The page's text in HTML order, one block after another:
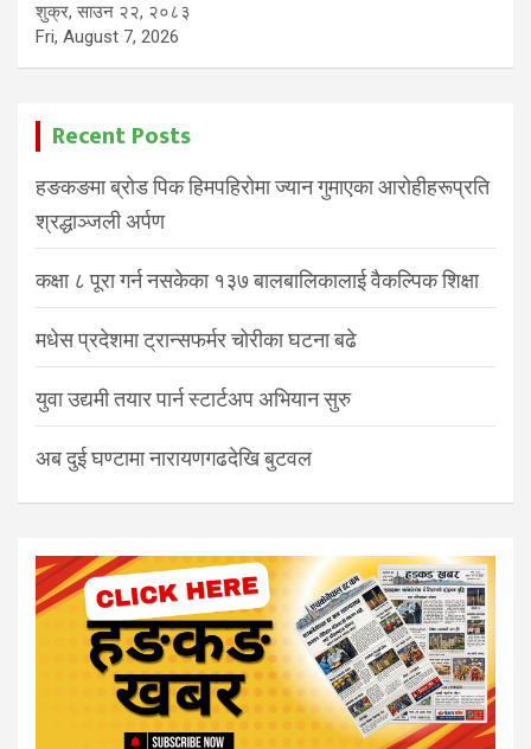
शुक्र, साउन २२, २०८३
Fri, August 7, 2026
Recent Posts
हङकङमा ब्रोड पिक हिमपहिरोमा ज्यान गुमाएका आरोहीहरूप्रति
श्रद्धाञ्जली अर्पण
कक्षा ८ पूरा गर्न नसकेका १३७ बालबालिकालाई वैकल्पिक शिक्षा
मधेस प्रदेशमा ट्रान्सफर्मर चोरीका घटना बढे
युवा उद्यमी तयार पार्न स्टार्टअप अभियान सुरु
अब दुई घण्टामा नारायणगढदेखि बुटवल